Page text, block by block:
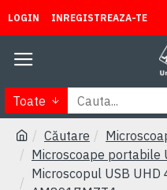
LOGIN INREGISTREAZA-TE
Toate
Căutare
Microscoape portabile
Microscopul USB UHD